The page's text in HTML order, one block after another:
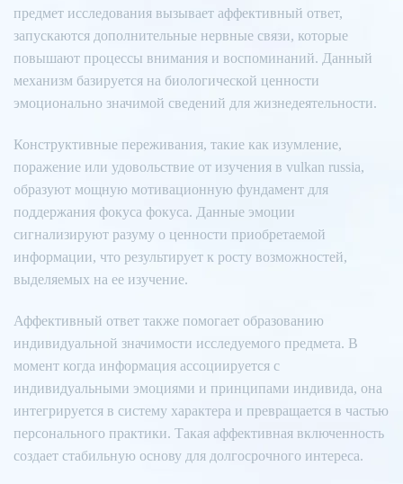
предмет исследования вызывает аффективный ответ,
запускаются дополнительные нервные связи, которые
повышают процессы внимания и воспоминаний. Данный
механизм базируется на биологической ценности
эмоционально значимой сведений для жизнедеятельности.
Конструктивные переживания, такие как изумление,
поражение или удовольствие от изучения в vulkan russia,
образуют мощную мотивационную фундамент для
поддержания фокуса фокуса. Данные эмоции
сигнализируют разуму о ценности приобретаемой
информации, что результирует к росту возможностей,
выделяемых на ее изучение.
Аффективный ответ также помогает образованию
индивидуальной значимости исследуемого предмета. В
момент когда информация ассоциируется с
индивидуальными эмоциями и принципами индивида, она
интегрируется в систему характера и превращается в частью
персонального практики. Такая аффективная включенность
создает стабильную основу для долгосрочного интереса.